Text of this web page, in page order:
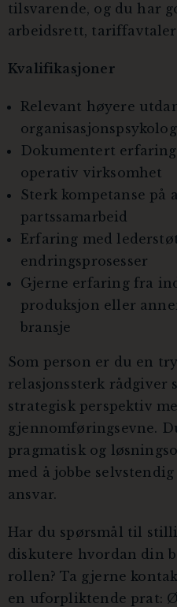
tilsvarende, og du har
arbeidsrett, tariffavtaler
Kvalifikasjoner
Relevant høyere
Dokumentert
operativ virksomhet
Sterk kompetanse på
partssamarbeid
Erfaring med
endringsprosesser
Gjerne erfaring fra
produksjon eller
bransje
Som person er du en
relasjonssterk rådgiver
strategisk perspektiv
gjennomføringsevne.
pragmatisk og
med å jobbe
ansvar.
Har du spørsmål til
diskutere hvordan din
rollen? Ta gjerne
en uforpliktende prat: